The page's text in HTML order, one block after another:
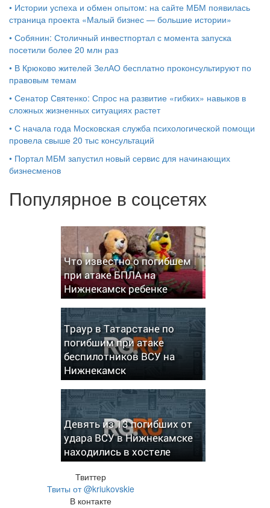
• Истории успеха и обмен опытом: на сайте МБМ появилась
страница проекта «Малый бизнес — большие истории»
• Собянин: Столичный инвестпортал с момента запуска
посетили более 20 млн раз
• В Крюково жителей ЗелАО бесплатно проконсультируют по
правовым темам
• Сенатор Святенко: Спрос на развитие «гибких» навыков в
сложных жизненных ситуациях растет
• С начала года Московская служба психологической помощи
провела свыше 20 тыс консультаций
• Портал МБМ запустил новый сервис для начинающих
бизнесменов
Популярное в соцсетях
Что известно о погибшем
при атаке БПЛА на
Нижнекамск ребенке
Траур в Татарстане по
погибшим при атаке
беспилотников ВСУ на
Нижнекамск
Девять из 13 погибших от
удара ВСУ в Нижнекамске
находились в хостеле
Твиттер
Твиты от @kriukovskie
В контакте